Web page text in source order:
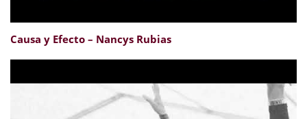
Causa y Efecto – Nancys Rubias